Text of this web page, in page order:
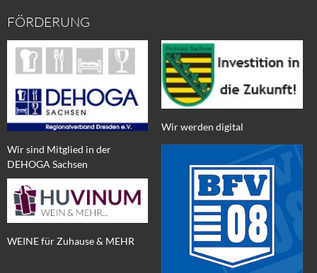
FÖRDERUNG
Wir sind Mitglied in der
DEHOGA Sachsen
WEINE für Zuhause & MEHR
Wir werden digital